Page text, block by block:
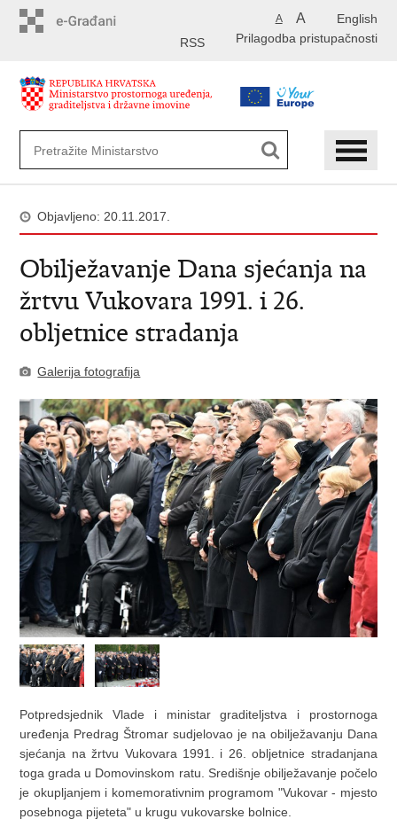
English
A A
Prilagodba pristupačnosti
RSS
Objavljeno: 20.11.2017.
Obilježavanje Dana sjećanja na
žrtvu Vukovara 1991. i 26.
obljetnice stradanja
Galerija fotografija
Potpredsjednik Vlade i ministar graditeljstva i prostornoga
uređenja Predrag Štromar sudjelovao je na obilježavanju Dana
sjećanja na žrtvu Vukovara 1991. i 26. obljetnice stradanjana
toga grada u Domovinskom ratu. Središnje obilježavanje počelo
je okupljanjem i komemorativnim programom "Vukovar - mjesto
posebnoga pijeteta" u krugu vukovarske bolnice.